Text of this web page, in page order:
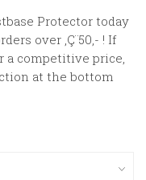
Protector today
over ‚Ç¨50,- ! If
a competitive price,
at the bottom